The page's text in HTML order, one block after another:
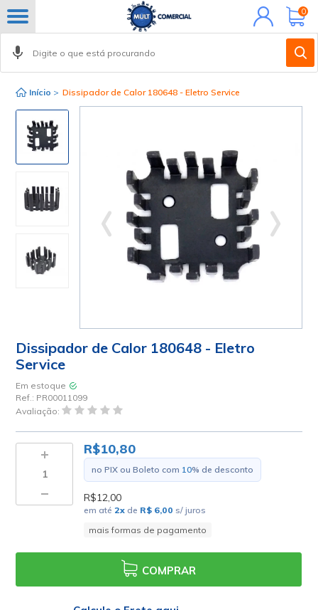
Minha
conta
0
Início > Dissipador de Calor 180648 - Eletro Service
Dissipador de Calor 180648 - Eletro
Service
Em estoque
Ref.: PR00011099
Avaliação:
R$10,80
no PIX ou Boleto com 10% de desconto
R$12,00
em até 2x de R$ 6,00 s/ juros
mais formas de pagamento
COMPRAR